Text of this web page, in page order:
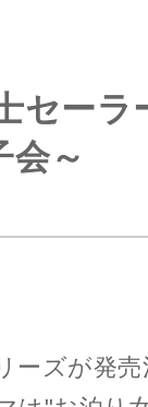
セー
会～
ーズが発